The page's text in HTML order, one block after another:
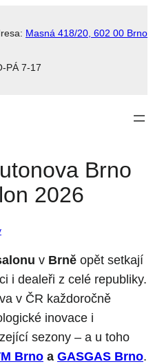
Masná 418/20, 602 00 Brno
PÁ 7-17
Brno
2026
v Brně opět setkají
i dealeři z celé republiky.
v ČR každoročně
inovace i
sezony – a u toho
Brno a GASGAS Brno.